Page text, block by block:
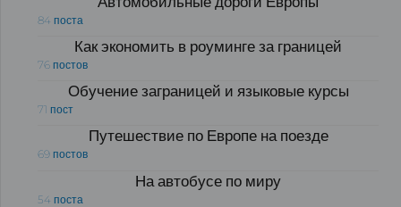
84 поста
Как экономить в роуминге за границей
76 постов
Обучение заграницей и языковые курсы
71 пост
Путешествие по Европе на поезде
69 постов
На автобусе по миру
54 поста